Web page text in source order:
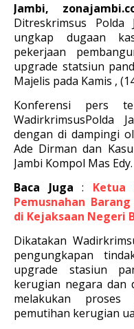
Jambi,
Ditreskrimsus
ungkap dugaan
pekerjaan
upgrade statsiun
Majelis pada Kamis ,
Konferensi pers
WadirkrimsusPolda
dengan di dampingi
Ade Dirman dan
Jambi Kompol Mas Edy.
Baca Juga : Ketua
Pemusnahan
di Kejaksaan Negeri
Dikatakan
pengungkapan
upgrade stasiun
kerugian negara dan
melakukan
pemutihan kerugian